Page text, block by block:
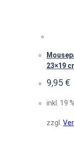
23×19
9,95 €
inkl. 19
zzgl.